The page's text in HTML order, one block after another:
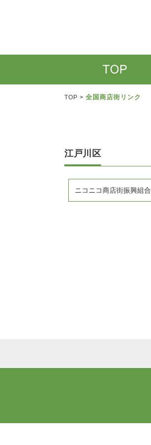
TOP > 全国商店街リンク
江戸川区
ニコニコ商店街振興組合